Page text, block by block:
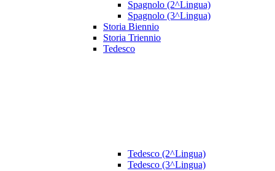
Spagnolo (2^Lingua)
Spagnolo (3^Lingua)
Storia Biennio
Storia Triennio
Tedesco
Tedesco (2^Lingua)
Tedesco (3^Lingua)